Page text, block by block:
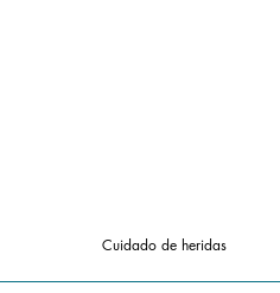
Cuidado de heridas